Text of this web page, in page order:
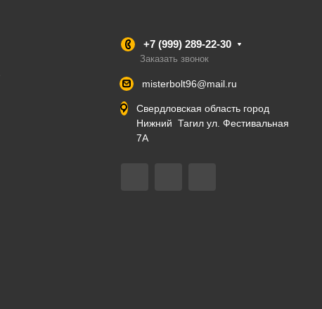
+7 (999) 289-22-30
Заказать звонок
misterbolt96@mail.ru
Свердловская область город
Нижний Тагил ул. Фестивальная
7А